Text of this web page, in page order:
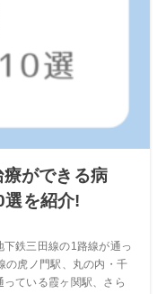
ができる病
選を紹介!
鉄三田線の1路線が通っ
の虎ノ門駅、丸の内・千
ている霞ヶ関駅、さら